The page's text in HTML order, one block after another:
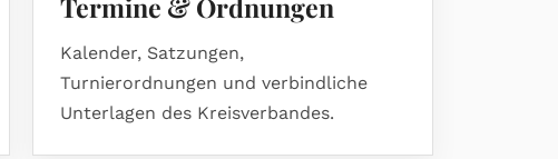
Termine & Ordnungen
Kalender, Satzungen,
Turnierordnungen und verbindliche
Unterlagen des Kreisverbandes.